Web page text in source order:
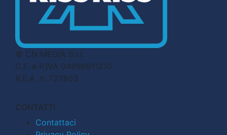
© CN MEDIA S.r.l.
C.F. e P.IVA 04998911210
R.E.A. n. 727803
CONTATTI
Contattaci